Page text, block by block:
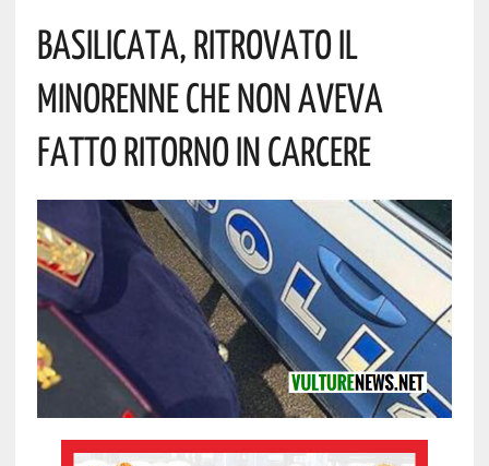
Basilicata, Ritrovato Il
Minorenne Che Non Aveva
Fatto Ritorno In Carcere